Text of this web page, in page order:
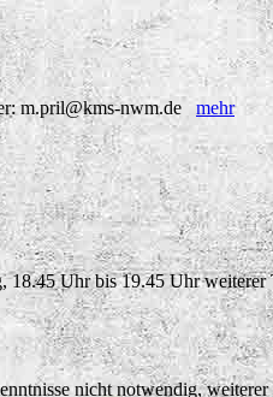
m.pril@kms-nwm.de mehr
18.45 Uhr bis 19.45 Uhr weiterer
nicht notwendig,